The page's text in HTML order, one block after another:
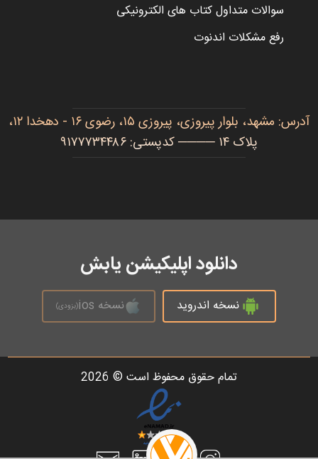
سوالات متداول کتاب های الکترونیکی
رفع مشکلات اندنوت
آدرس: مشهد، بلوار پیروزی، پیروزی ۱۵، رضوی ۱۶ - دهخدا ۱۲،
پلاک ۱۴ ──── کدپستی: ۹۱۷۷۷۳۴۴۸۶
دانلود اپلیکیشن یابش
نسخه اندروید نسخه ios (بزودی)
تمام حقوق محفوظ است © 2026